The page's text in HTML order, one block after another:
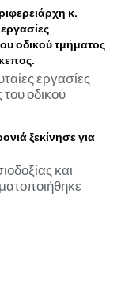
κ.
οδικού τμήματος
εργασίες
οδικού
ξεκίνησε για
και